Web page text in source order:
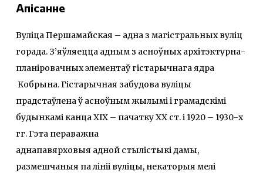
Апісанне
Вуліца Першамайская – адна з магістральных вуліц
горада. З’яўляецца адным з асноўных архітэктурна-
планіровачных элементаў гістарычнага ядра
Кобрына. Гістарычная забудова вуліцы
прадстаўлена ў асноўным жылымі і грамадскімі
будынкамі канца ХІХ – пачатку ХХ ст. і 1920 – 1930-х
гг. Гэта пераважна
аднапавярховыя адной стылістыкі дамы,
размешчаныя па лініі вуліцы, некаторыя мелі